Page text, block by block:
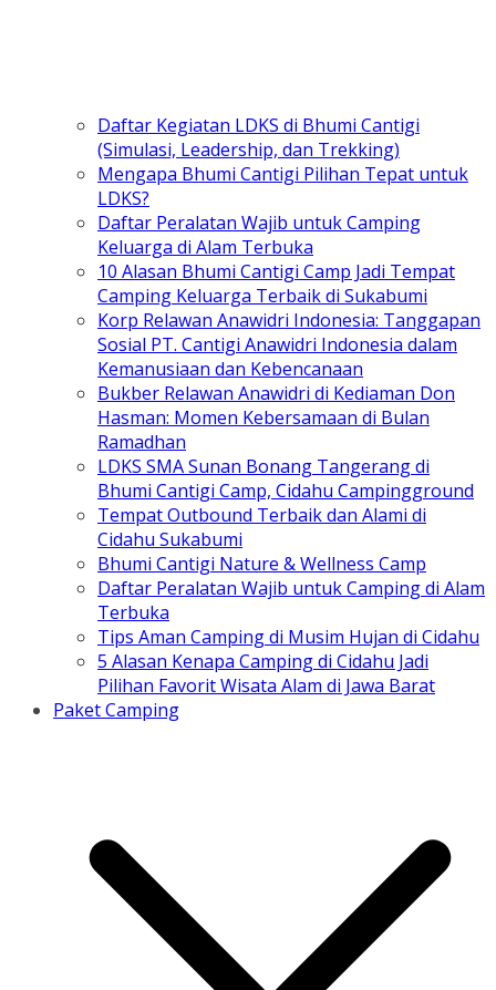
Daftar Kegiatan LDKS di Bhumi Cantigi
(Simulasi, Leadership, dan Trekking)
Mengapa Bhumi Cantigi Pilihan Tepat untuk
LDKS?
Daftar Peralatan Wajib untuk Camping
Keluarga di Alam Terbuka
10 Alasan Bhumi Cantigi Camp Jadi Tempat
Camping Keluarga Terbaik di Sukabumi
Korp Relawan Anawidri Indonesia: Tanggapan
Sosial PT. Cantigi Anawidri Indonesia dalam
Kemanusiaan dan Kebencanaan
Bukber Relawan Anawidri di Kediaman Don
Hasman: Momen Kebersamaan di Bulan
Ramadhan
LDKS SMA Sunan Bonang Tangerang di
Bhumi Cantigi Camp, Cidahu Campingground
Tempat Outbound Terbaik dan Alami di
Cidahu Sukabumi
Bhumi Cantigi Nature & Wellness Camp
Daftar Peralatan Wajib untuk Camping di Alam
Terbuka
Tips Aman Camping di Musim Hujan di Cidahu
5 Alasan Kenapa Camping di Cidahu Jadi
Pilihan Favorit Wisata Alam di Jawa Barat
Paket Camping